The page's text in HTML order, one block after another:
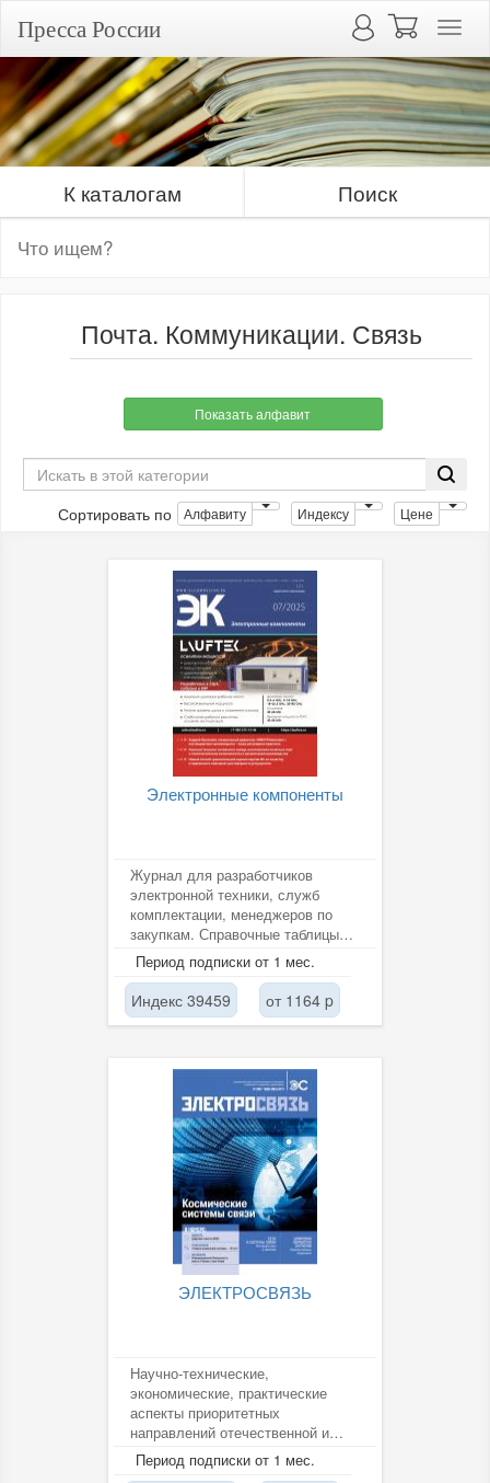
Пресса России
К каталогам Поиск
Почта. Коммуникации. Связь
Показать алфавит
Сортировать по Алфавиту Индексу Цене
Электронные компоненты
Журнал для разработчиков
электронной техники, служб
комплектации, менеджеров по
закупкам. Справочные таблицы
информируют читателей о
российских и...
Период подписки от 1 мес.
Индекс 39459 от 1164 p
ЭЛЕКТРОСВЯЗЬ
Научно-технические,
экономические, практические
аспекты приоритетных
направлений отечественной и
мировой электросвязи, проблемы
информатизации...
Период подписки от 1 мес.